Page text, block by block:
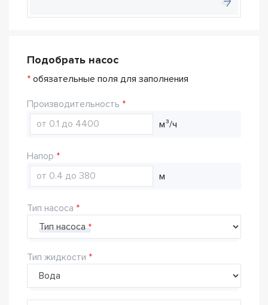
Подобрать насос
* обязательные поля для заполнения
Производительность
м³/ч
Напор
м
Тип насоса
Тип насоса
Тип жидкости